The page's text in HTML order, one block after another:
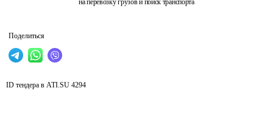
на перевозку грузов и поиск транспорта
Поделиться
ID тендера в ATI.SU 4294